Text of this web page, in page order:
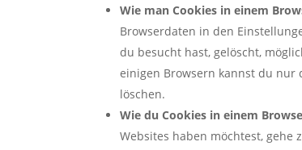
Wie man Cookies in einem
Browserdaten in den
du besucht hast, gelöscht,
einigen Browsern kannst du nur
löschen.
Wie du Cookies in einem
Websites haben möchtest, gehe